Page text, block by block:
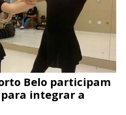
Belo participam
integrar a